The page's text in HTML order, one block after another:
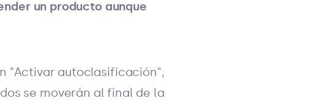
un producto aunque
"Activar autoclasificación",
se moverán al final de la